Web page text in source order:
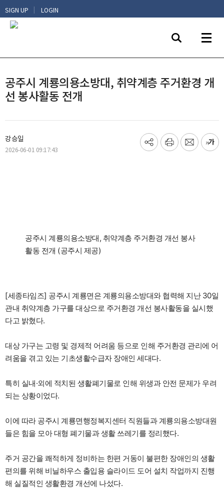
SIGN UP | LOGIN
공주시 계룡의용소방대, 취약계층 주거환경 개
선 봉사활동 전개
강승일
2026-06-01 09:17:43
기
프
메
글
공주시 계룡의용소방대, 취약계층 주거환경 개선 봉사
활동 전개 (공주시 제공)
[세종타임즈] 공주시 계룡면은 계룡의용소방대와 협력해 지난 30일
관내 취약계층 가구를 대상으로 주거환경 개선 봉사활동을 실시했
다고 밝혔다.
대상 가구는 고령 및 경제적 어려움 등으로 인해 주거환경 관리에 어
려움을 겪고 있는 기초생활수급자 장애인 세대다.
특히 실내·외에 적치된 생활폐기물로 인해 위생과 안전 문제가 우려
되는 상황이었다.
이에 따라 공주시 계룡면행정복지센터 직원들과 계룡의용소방대원
들은 힘을 모아 대형 폐기물과 생활 쓰레기를 정리했다.
주거 공간을 쾌적하게 정비하는 한편 거동이 불편한 장애인의 생활
편의를 위해 비닐하우스 출입용 슬라이드 도어 설치 작업까지 진행
해 실질적인 생활환경 개선에 나섰다.